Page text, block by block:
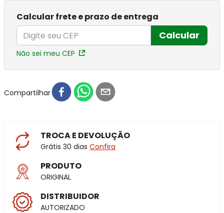
Calcular frete e prazo de entrega
Calcular
Não sei meu CEP
Compartilhar
TROCA E DEVOLUÇÃO
Grátis 30 dias Confira
PRODUTO
ORIGINAL
DISTRIBUIDOR
AUTORIZADO